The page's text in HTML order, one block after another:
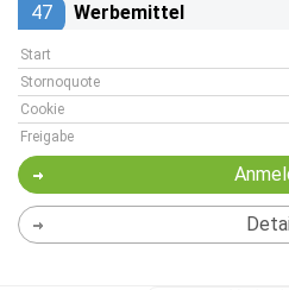
47 Werbemittel
Start
Stornoquote
Cookie
Freigabe